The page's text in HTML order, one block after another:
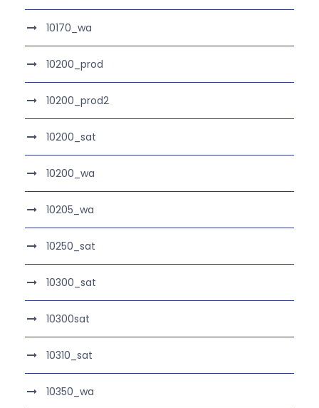
10170_wa
10200_prod
10200_prod2
10200_sat
10200_wa
10205_wa
10250_sat
10300_sat
10300sat
10310_sat
10350_wa